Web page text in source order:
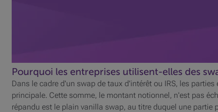
Pourquoi les entreprises utilisent-elles des
Dans le cadre d'un swap de taux d'intérêt ou IRS, les
principale. Cette somme, le montant notionnel, n'est pas
répandu est le plain vanilla swap, au titre duquel une